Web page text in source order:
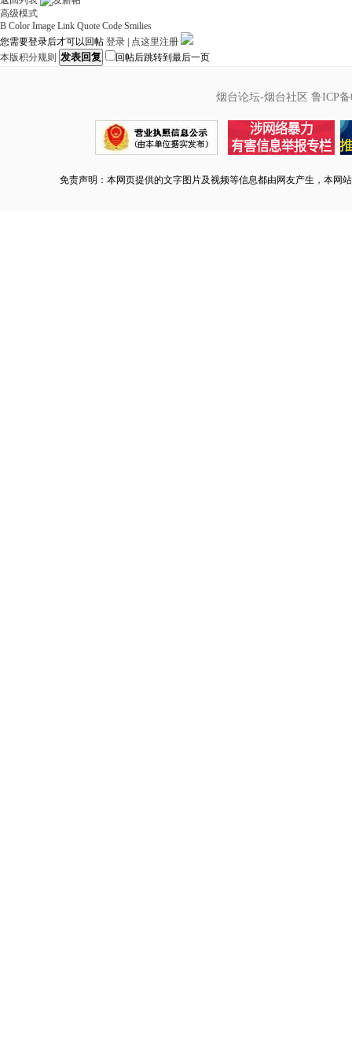
高级模式
B Color Image Link Quote Code Smilies
您需要登录后才可以回帖 登录
点这里注册
本版积分规则 发表回复 回帖后跳转到最后一页
烟台论坛-烟台社区 鲁ICP备
免责声明：本网页提供的文字图片及视频等信息都由网友产生，本网